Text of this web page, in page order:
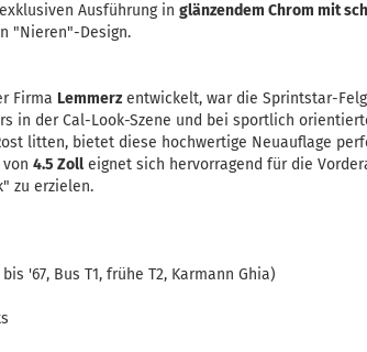
Ausführung in glänzendem Chrom mit
"Nieren"-Design.
Firma Lemmerz entwickelt, war die Sprintstar-
in der Cal-Look-Szene und bei sportlich
litten, bietet diese hochwertige Neuauflage
4.5 Zoll eignet sich hervorragend für die
zu erzielen.
'67, Bus T1, frühe T2, Karmann Ghia)